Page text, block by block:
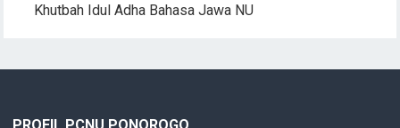
Khutbah Idul Adha Bahasa Jawa NU